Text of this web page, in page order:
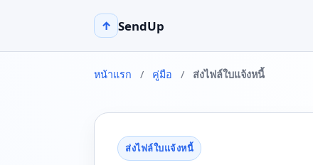
↑ SendUp
หน้าแรก / คู่มือ / ส่งไฟล์ใบแจ้งหนี้
ส่งไฟล์ใบแจ้งหนี้